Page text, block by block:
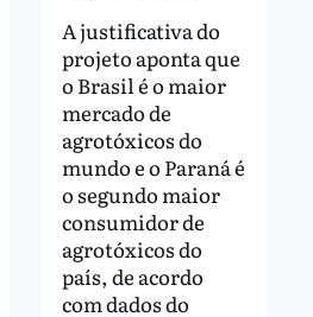
A justificativa do
projeto aponta que
o Brasil é o maior
mercado de
agrotóxicos do
mundo e o Paraná é
o segundo maior
consumidor de
agrotóxicos do
país, de acordo
com dados do